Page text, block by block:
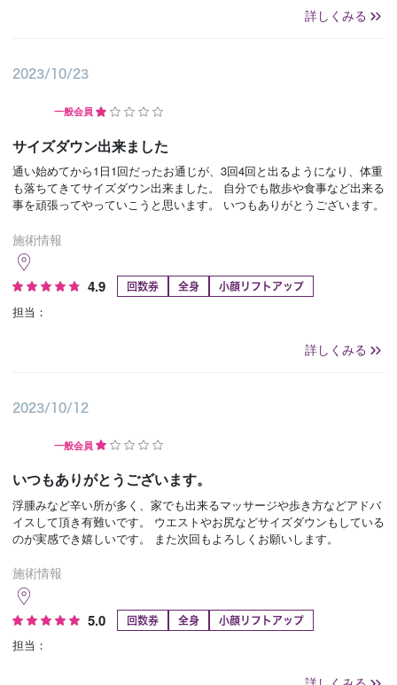
詳しくみる
2023/10/23
一般会員
サイズダウン出来ました
通い始めてから1日1回だったお通じが、3回4回と出るようになり、体重
も落ちてきてサイズダウン出来ました。 自分でも散歩や食事など出来る
事を頑張ってやっていこうと思います。 いつもありがとうございます。
施術情報
4.9 回数券 全身 小顔リフトアップ
担当：
詳しくみる
2023/10/12
一般会員
いつもありがとうございます。
浮腫みなど辛い所が多く、家でも出来るマッサージや歩き方などアドバ
イスして頂き有難いです。 ウエストやお尻などサイズダウンもしている
のが実感でき嬉しいです。 また次回もよろしくお願いします。
施術情報
5.0 回数券 全身 小顔リフトアップ
担当：